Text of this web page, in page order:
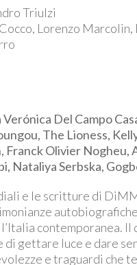
Triulzi
Lorenzo Marcolin,
Del Campo
The Lioness,
Franck Olivier Nogheu,
Nataliya Serbska,
e le scritture di
contemporanea.
gettare luce e dare
e traguardi che